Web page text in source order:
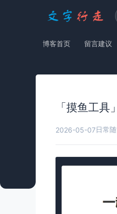
博客首页 留言建议
「摸鱼工
2026-05-07日常